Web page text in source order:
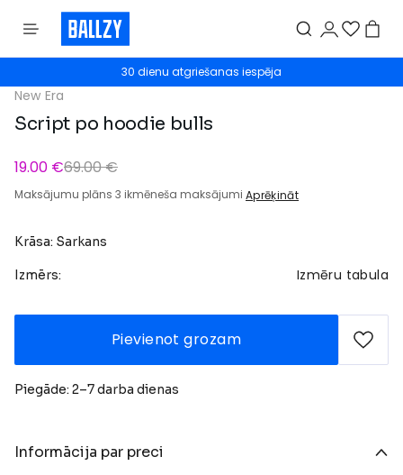
30 dienu atgriešanas iespēja
New Era
Script po hoodie bulls
19.00 €69.00 €
Maksājumu plāns 3 ikmēneša maksājumi Aprēķināt
Krāsa: Sarkans
Izmērs: Izmēru tabula
Pievienot grozam
Piegāde: 2–7 darba dienas
Informācija par preci